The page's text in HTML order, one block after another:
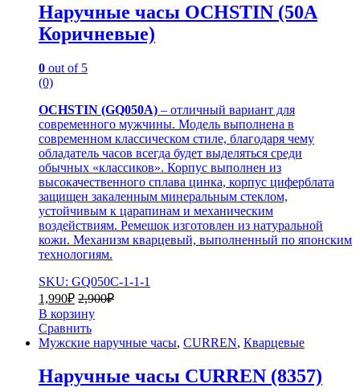
Наручные часы OCHSTIN (50A
Коричневые)
0 out of 5
(0)
OCHSTIN (GQ050A) – отличный вариант для
современного мужчины. Модель выполнена в
современном классическом стиле, благодаря чему
обладатель часов всегда будет выделяться среди
обычных «классиков». Корпус выполнен из
высокачественного сплава цинка, корпус циферблата
защищен закаленным минеральным стеклом,
устойчивым к царапинам и механическим
воздействиям. Ремешок изготовлен из натуральной
кожи. Механизм кварцевый, выполненный по японским
технологиям.
SKU: GQ050C-1-1-1
1,990₽ 2,900₽
В корзину
Сравнить
Мужские наручные часы, CURREN, Кварцевые
Наручные часы CURREN (8357)